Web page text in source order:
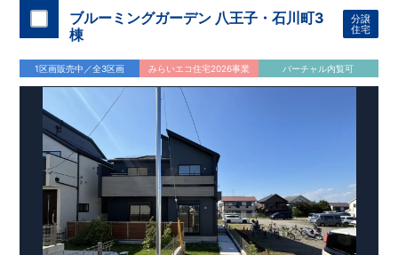
ります。
・設計、施工、営業が互いに協力しあい、最良のプラ
ンを提供いたします。 ・不要な中間マージンを抑えることで、
コストダウンに努めています。
・東栄住宅
の建物は、国が定めた耐震等級で3を取得。建築基準法で定め
られた、｢数百年に一度発生する地震に対して、倒壊、崩壊しな
い。｣という基準から、さらに
す。
【住宅性能評価ダブル取得】
設計段階で、国が認めた第三者機関が評価しています。
住宅性能評価：評価を受けた図面通りに施工されているか、建
設までに、計4回のチェックが行われます。
でなく、現場の施工状況を検査した上で、品質を保証していま
す。
【充実のアフターサポート】
・東栄住宅では、お引渡し後最大10回の無料定期点検と、
年
間の品質保証を実施。お引渡しからが本当のお付き合いだと考
え、アフターサービスを外部の業者に委託せず、東栄住宅グル
ープ「東栄ホームサービス株式会社」にて責任をもって対応い
たします。
ブルーミングガーデン 八王子・石川町3
棟
分譲
住宅
1区画販売中／全3区画 みらいエコ住宅2026事業 バーチャル内覧可